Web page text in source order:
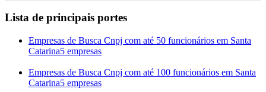
Lista de principais portes
Empresas de Busca Cnpj com até 50 funcionários em Santa
Catarina5 empresas
Empresas de Busca Cnpj com até 100 funcionários em Santa
Catarina5 empresas